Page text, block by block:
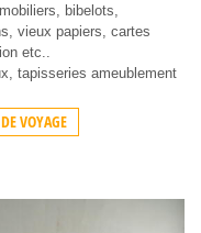
bibelots,
vieux papiers, cartes
etc..
tapisseries ameublement
VOYAGE